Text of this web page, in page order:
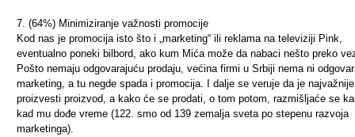
7. (64%) Minimiziranje važnosti promocije
Kod nas je promocija isto što i „marketing“ ili reklama na televiziji Pink,
eventualno poneki bilbord, ako kum Mića može da nabaci nešto preko
Pošto nemaju odgovarajuću prodaju, većina firmi u Srbiji nema ni
marketing, a tu negde spada i promocija. I dalje se veruje da je najvažnije
proizvesti proizvod, a kako će se prodati, o tom potom, razmišljaće se
kad mu dođe vreme (122. smo od 139 zemalja sveta po stepenu razvoja
marketinga).